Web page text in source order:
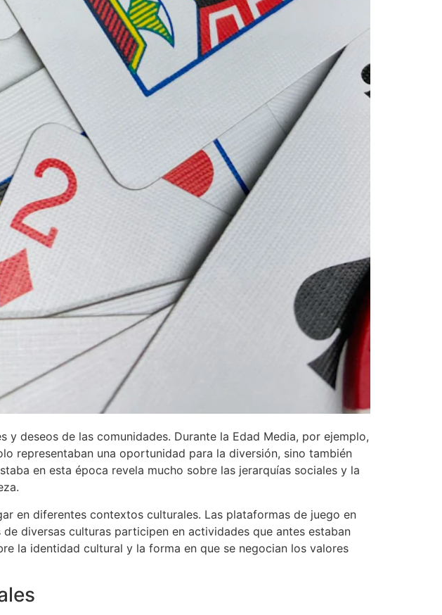
deseos de las comunidades. Durante la Edad Media, por ejemplo,
representaban una oportunidad para la diversión, sino también
en esta época revela mucho sobre las jerarquías sociales y la
en diferentes contextos culturales. Las plataformas de juego en
diversas culturas participen en actividades que antes estaban
la identidad cultural y la forma en que se negocian los valores